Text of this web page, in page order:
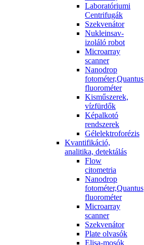
Laboratóriumi
Centrifugák
Szekvenátor
Nukleinsav-
izoláló robot
Microarray
scanner
Nanodrop
fotométer,Quantus
fluorométer
Kisműszerek,
vízfürdők
Képalkotó
rendszerek
Gélelektroforézis
Kvantifikáció,
analitika, detektálás
Flow
citometria
Nanodrop
fotométer,Quantus
fluorométer
Microarray
scanner
Szekvenátor
Plate olvasók
Elisa-mosók